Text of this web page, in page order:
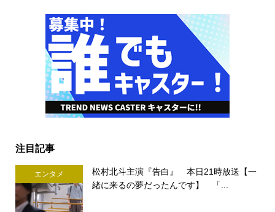
注目記事
エンタメ
松村北斗主演『告白』 本日21時放送【一
緒に来るの夢だったんです】 「...